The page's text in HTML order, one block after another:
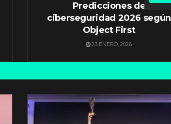
Predicciones de
ciberseguridad 2026 según
Object First
23 ENERO, 2026